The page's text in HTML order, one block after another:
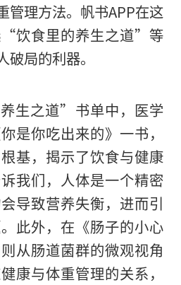
管理方法。帆书APP在这
“饮食里的养生之道”等
局的利器。
生之道”书单中，医学
是你吃出来的》一书，
基，揭示了饮食与健康
我们，人体是一个精密
导致营养失衡，进而引
此外，在《肠子的小心
从肠道菌群的微观视角
康与体重管理的关系，